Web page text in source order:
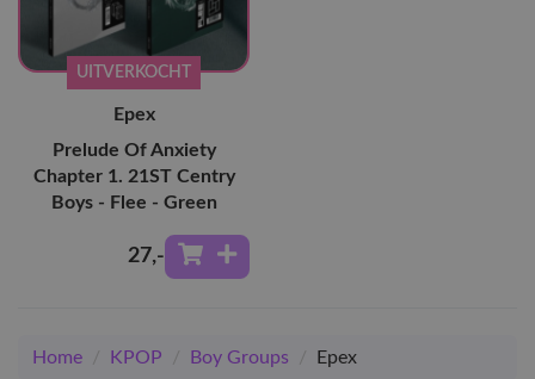
UITVERKOCHT
Epex
Prelude Of Anxiety
Chapter 1. 21ST Centry
Boys - Flee - Green
27,-
Home / KPOP / Boy Groups / Epex